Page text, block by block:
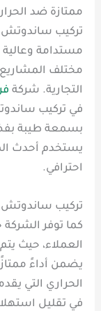
ممتازة ضد
تركيب ساندوتش
مستدامة وعالية
مختلف المشاريع
التجارية. شركة
في تركيب
بسمعة طيبة
يستخدم أحدث
احترافي.
تركيب ساندوتش
كما توفر الشركة
العملاء، حيث
يضمن أداءً
الحراري التي
في تقليل